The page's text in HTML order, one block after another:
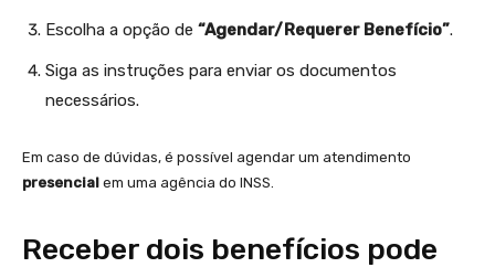
Escolha a opção de “Agendar/Requerer Benefício”.
Siga as instruções para enviar os documentos
necessários.
Em caso de dúvidas, é possível agendar um atendimento
presencial em uma agência do INSS.
Receber dois benefícios pode